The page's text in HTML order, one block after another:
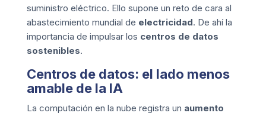
suministro eléctrico. Ello supone un reto de cara al
abastecimiento mundial de electricidad. De ahí la
importancia de impulsar los centros de datos
sostenibles.
Centros de datos: el lado menos
amable de la IA
La computación en la nube registra un aumento